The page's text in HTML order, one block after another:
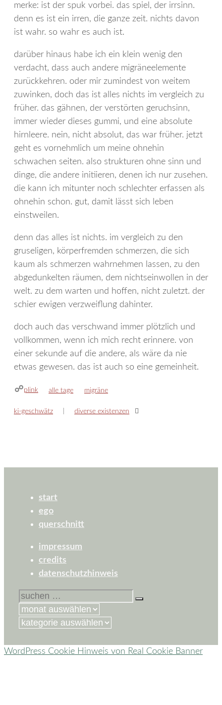
merke: ist der spuk vorbei. das spiel, der irrsinn.
denn es ist ein irren, die ganze zeit. nichts davon
ist wahr. so wahr es auch ist.
darüber hinaus habe ich ein klein wenig den
verdacht, dass auch andere migräneelemente
zurückkehren. oder mir zumindest von weitem
zuwinken, doch das ist alles nichts im vergleich zu
früher. das gähnen, der verstörten geruchsinn,
immer wieder dieses gummi, und eine absolute
hirnleere. nein, nicht absolut, das war früher. jetzt
geht es vornehmlich um meine ohnehin
schwachen seiten. also strukturen ohne sinn und
dinge, die andere initiieren, denen ich nur zusehen.
die kann ich mitunter noch schlechter erfassen als
ohnehin schon. gut, damit lässt sich leben
einstweilen.
denn das alles ist nichts. im vergleich zu den
gruseligen, körperfremden schmerzen, die sich
kaum als schmerzen wahrnehmen lassen, zu den
abgedunkelten räumen, dem nichtseinwollen in der
welt. zu dem warten und hoffen, nicht zuletzt. der
schier ewigen verzweiflung dahinter.
doch auch das verschwand immer plötzlich und
vollkommen, wenn ich mich recht erinnere. von
einer sekunde auf die andere, als wäre da nie
etwas gewesen. das ist auch so eine gemeinheit.
plink kategorien
alle tage schlagwörter
migräne
ki-geschwätz diverse existenzen
start
ego
querschnitt
impressum
credits
datenschutzhinweis
suchen
nach:
kategorien
WordPress Cookie Hinweis von Real Cookie Banner